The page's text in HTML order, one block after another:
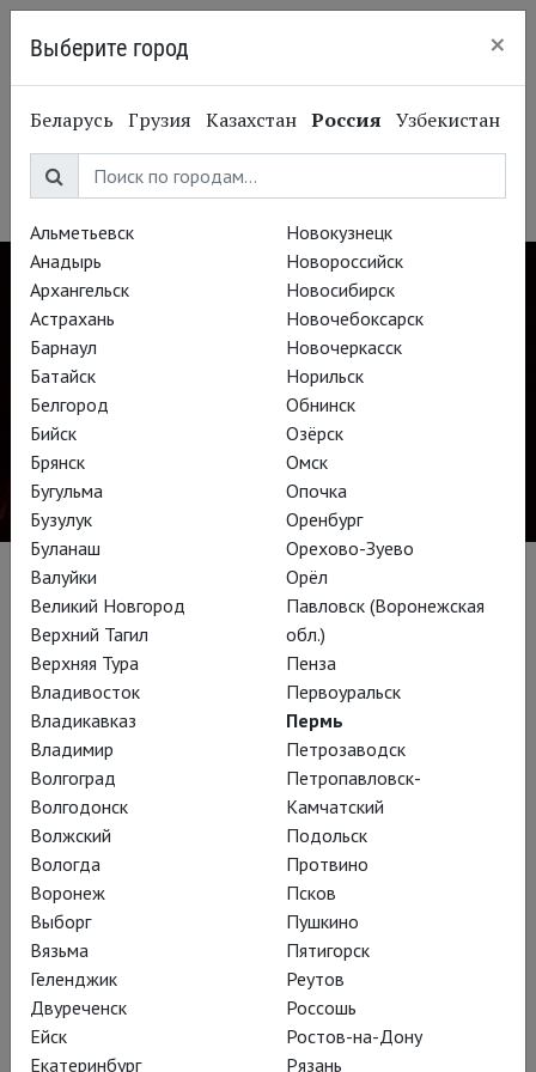
Тереза Стратас
Teresa Stratas
Биография
Канадская оперная певица (сопрано) греческого
происхождения.
Родилась в 1938 году в Торонто в семье критских
иммигрантов. Настоящее имя – Анастасия Стратакис. В
1958 году окончила Королевскую музыкальную
консерваторию в Торонто и дебютировала на оперной
сцене в партии Мими («Богема») на оперном фестивале в
Торонто. Через год вошла в число победителей конкурса
«Прослушивания Национального совета Метрополитен-
оперы» и дебютировала на сцене Метрополитен в опере
«Манон». В 1961 году в Афинах исполнила главную партию
на мировой премьере оперы Пегги Гленвилл-Хикс
«Навсикая», в том же году дебютировала в Королевской
опере Ковент-Гарден, а в 1962 году – в Ла Скала.
Выберите город ×
Беларусь Грузия Казахстан Россия Узбекистан
Альметьевск
Анадырь
Архангельск
Астрахань
Барнаул
Батайск
Белгород
Бийск
Брянск
Бугульма
Бузулук
Буланаш
Валуйки
Великий Новгород
Верхний Тагил
Верхняя Тура
Владивосток
Владикавказ
Владимир
Волгоград
Волгодонск
Волжский
Вологда
Воронеж
Выборг
Вязьма
Геленджик
Двуреченск
Ейск
Екатеринбург
Новокузнецк
Новороссийск
Новосибирск
Новочебоксарск
Новочеркасск
Норильск
Обнинск
Озёрск
Омск
Опочка
Оренбург
Орехово-Зуево
Орёл
Павловск (Воронежская
обл.)
Пенза
Первоуральск
Пермь
Петрозаводск
Петропавловск-
Камчатский
Подольск
Протвино
Псков
Пушкино
Пятигорск
Реутов
Россошь
Ростов-на-Дону
Рязань